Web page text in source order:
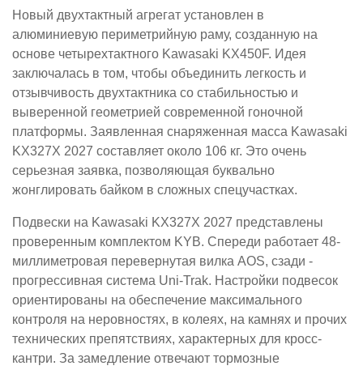
Новый двухтактный агрегат установлен в
алюминиевую периметрийную раму, созданную на
основе четырехтактного Kawasaki KX450F. Идея
заключалась в том, чтобы объединить легкость и
отзывчивость двухтактника со стабильностью и
выверенной геометрией современной гоночной
платформы. Заявленная снаряженная масса Kawasaki
KX327X 2027 составляет около 106 кг. Это очень
серьезная заявка, позволяющая буквально
жонглировать байком в сложных спецучастках.
Подвески на Kawasaki KX327X 2027 представлены
проверенным комплектом KYB. Спереди работает 48-
миллиметровая перевернутая вилка AOS, сзади -
прогрессивная система Uni-Trak. Настройки подвесок
ориентированы на обеспечение максимального
контроля на неровностях, в колеях, на камнях и прочих
технических препятствиях, характерных для кросс-
кантри. За замедление отвечают тормозные